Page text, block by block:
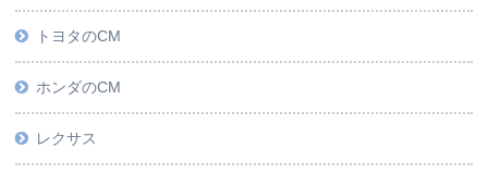
トヨタのCM
ホンダのCM
レクサス